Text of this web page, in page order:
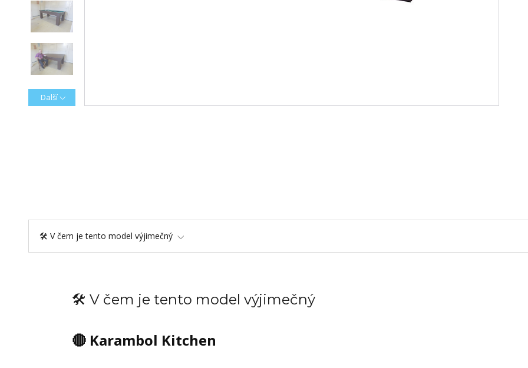
Další
🛠️ V čem je tento model výjimečný
🛠️ V čem je tento model výjimečný
🔴 Karambol Kitchen